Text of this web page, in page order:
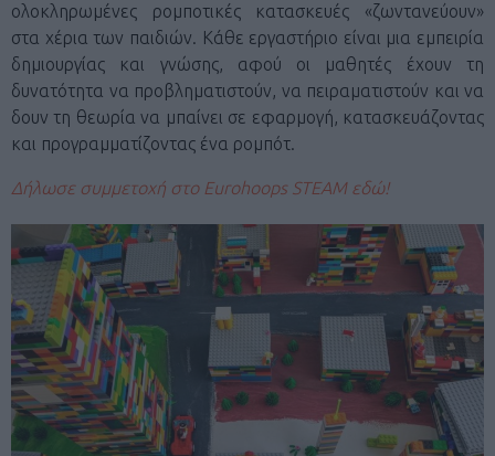
ολοκληρωμένες ρομποτικές κατασκευές «ζωντανεύουν»
στα χέρια των παιδιών. Κάθε εργαστήριο είναι μια εμπειρία
δημιουργίας και γνώσης, αφού οι μαθητές έχουν τη
δυνατότητα να προβληματιστούν, να πειραματιστούν και να
δουν τη θεωρία να μπαίνει σε εφαρμογή, κατασκευάζοντας
και προγραμματίζοντας ένα ρομπότ.
Δήλωσε συμμετοχή στο Eurohoops STEAM εδώ!